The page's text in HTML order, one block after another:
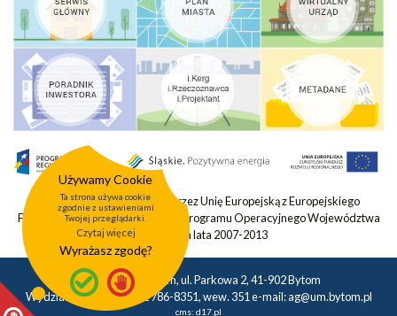
Projekt współfinansowany przez Unię Europejską z Europejskiego
Funduszu Rozwoju Regionalnego Programu Operacyjnego Województwa
Śląskiego na lata 2007-2013
Urząd Miasta Bytom, ul. Parkowa 2, 41-902 Bytom
Wydział Geodezji tel.: 32 786-8351, wew. 351 e-mail:ag@um.bytom.pl
cms: d17.pl
Używamy Cookie
Ta strona używa cookie
zgodnie z ustawieniami
Twojej przeglądarki.
Czytaj więcej
Wyrażasz zgodę?